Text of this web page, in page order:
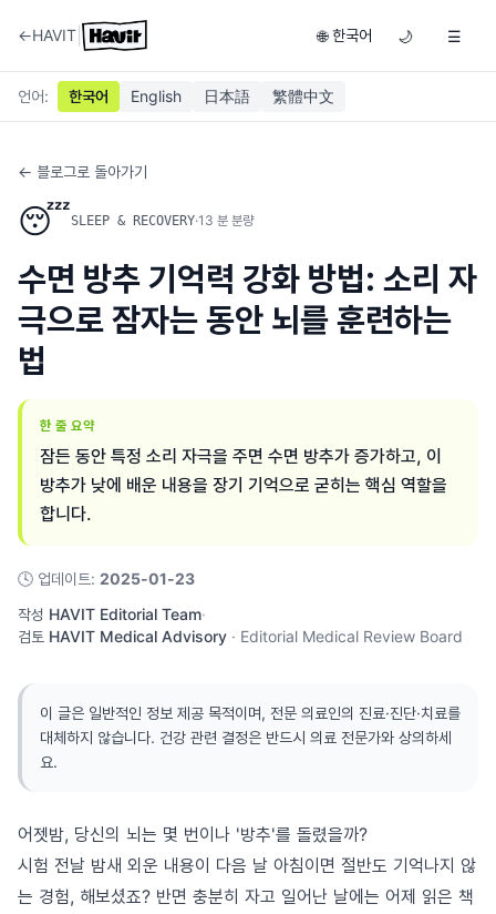
←HAVIT 🌐 한국어 🌙 ☰
언어: 한국어 English 日本語 繁體中文
← 블로그로 돌아가기
😴SLEEP & RECOVERY·13 분 분량
수면 방추 기억력 강화 방법: 소리 자
극으로 잠자는 동안 뇌를 훈련하는
법
한 줄 요약
잠든 동안 특정 소리 자극을 주면 수면 방추가 증가하고, 이
방추가 낮에 배운 내용을 장기 기억으로 굳히는 핵심 역할을
합니다.
🕓 업데이트: 2025-01-23
작성 HAVIT Editorial Team·
검토 HAVIT Medical Advisory · Editorial Medical Review Board
이 글은 일반적인 정보 제공 목적이며, 전문 의료인의 진료·진단·치료를
대체하지 않습니다. 건강 관련 결정은 반드시 의료 전문가와 상의하세
요.
어젯밤, 당신의 뇌는 몇 번이나 '방추'를 돌렸을까?
시험 전날 밤새 외운 내용이 다음 날 아침이면 절반도 기억나지 않
는 경험, 해보셨죠? 반면 충분히 자고 일어난 날에는 어제 읽은 책